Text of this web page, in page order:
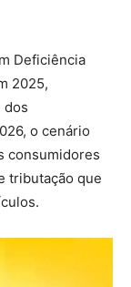
Deficiência
2025,
dos
o cenário
consumidores
tributação que